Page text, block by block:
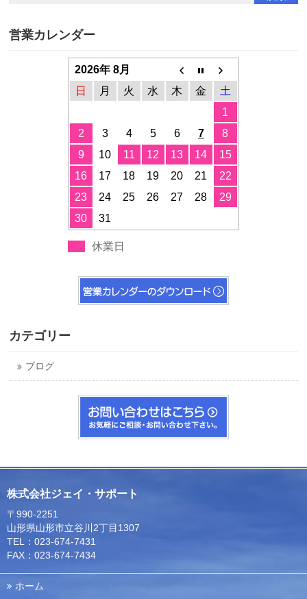
営業カレンダー
2026年 8月
日
月 火 水 木 金
土
1
2
3 4 5 6 7
8
9
10 11 12 13 14
15
16
17 18 19 20 21
22
23
24 25 26 27 28
29
30
31
休業日
カテゴリー
ブログ
株式会社ジェイ・サポート
〒990-2251
山形県山形市立谷川2丁目1307
TEL：023-674-7431
FAX：023-674-7434
ホーム